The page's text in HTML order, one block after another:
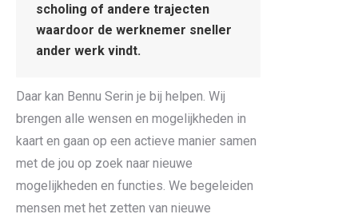
scholing of andere trajecten
waardoor de werknemer sneller
ander werk vindt.
Daar kan Bennu Serin je bij helpen. Wij
brengen alle wensen en mogelijkheden in
kaart en gaan op een actieve manier samen
met de jou op zoek naar nieuwe
mogelijkheden en functies. We begeleiden
mensen met het zetten van nieuwe